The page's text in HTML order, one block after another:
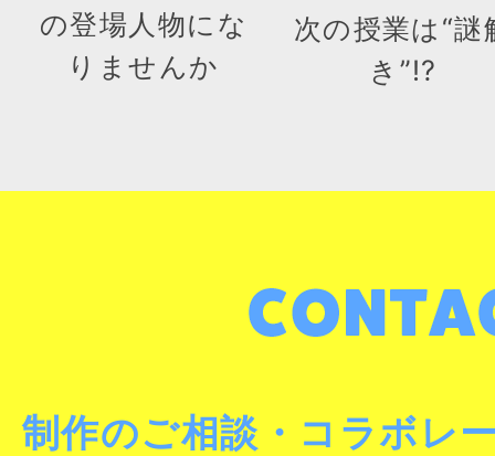
の登場人物にな
りませんか
次の授業は“謎
き”!?
制作のご相談・コラボレ